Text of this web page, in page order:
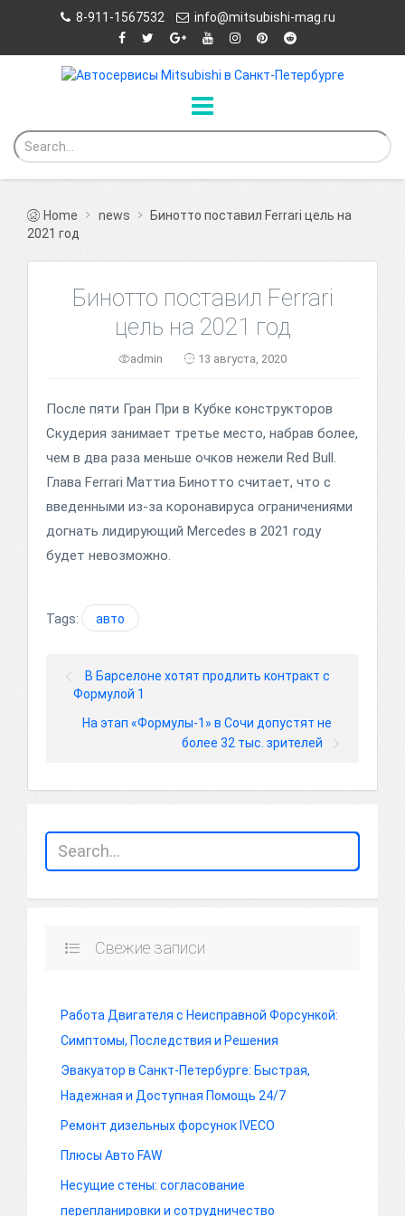
8-911-1567532 info@mitsubishi-mag.ru
Home news
Бинотто поставил Ferrari цель на
2021 год
Бинотто поставил Ferrari
цель на 2021 год
admin 13 августа, 2020
После пяти Гран При в Кубке конструкторов
Скудерия занимает третье место, набрав более,
чем в два раза меньше очков нежели Red Bull.
Глава Ferrari Маттиа Бинотто считает, что с
введенными из-за коронавируса ограничениями
догнать лидирующий Mercedes в 2021 году
будет невозможно.
Tags: авто
В Барселоне хотят продлить контракт с
Формулой 1
На этап «Формулы-1» в Сочи допустят не
более 32 тыс. зрителей
Свежие записи
Работа Двигателя с Неисправной Форсункой:
Симптомы, Последствия и Решения
Эвакуатор в Санкт-Петербурге: Быстрая,
Надежная и Доступная Помощь 24/7
Ремонт дизельных форсунок IVECO
Плюсы Авто FAW
Несущие стены: согласование
перепланировки и сотрудничество